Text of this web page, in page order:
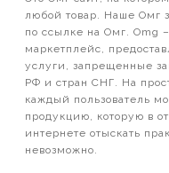
любой товар. Наше Омг
по ссылке на Омг. Omg
маркетплейс,
услуги, запрещенные
РФ и стран СНГ. На
каждый пользователь
продукцию, которую в
интернете отыскать
невозможно.